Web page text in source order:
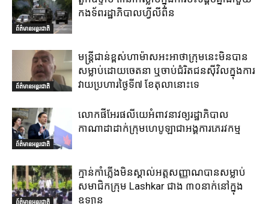
ព័ត៌មានអន្តរជាតិ
កងទ័ពរដ្ឋាភិបាលហ្វីលីពីន
ព័ត៌មានអន្តរជាតិ
មន្ត្រីជាន់ខ្ពស់ហាម៉ាសអះអាថាក្រុមនេះមិនបាន
សម្លាប់ដោយចេតនា ឬចាប់ជំរិតជនស៊ីវិលក្នុងការ
វាយប្រហារថ្ងៃទី៧ ខែតុលានោះទេ
ព័ត៌មានអន្តរជាតិ
លោកផីអែរផលីយេអំពាវនាវឲ្យរដ្ឋាភិបាល
កាណាដាដាក់ក្រុមហេបូឡាជាអង្គការភេរវកម្ម
ព័ត៌មានអន្តរជាតិ
ក្មាន់កាំភ្លើងមិនស្គាល់អត្តសញ្ញាណបានសម្លាប់
សមាជិកក្រុម Lashkar ជាង ៣០នាក់នៅក្នុង
ឧទ្យាន